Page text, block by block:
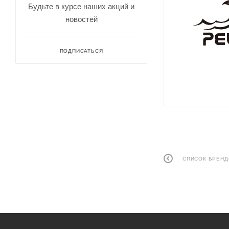
СПИСОК
Будьте в курсе наших акций и
новостей
ПОДПИСАТЬСЯ